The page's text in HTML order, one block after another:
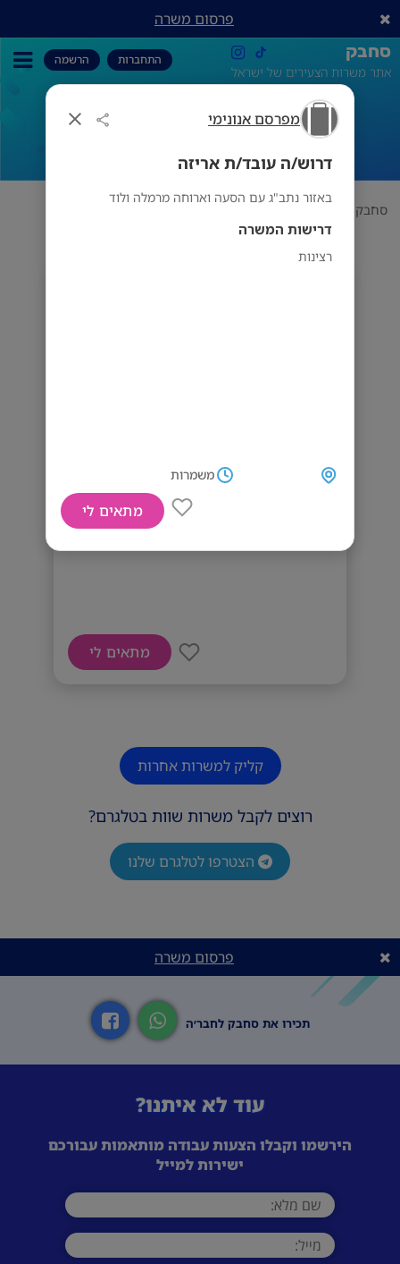
מפרסם אנונימי
דרוש/ה עובד/ת אריזה
באזור נתב"ג עם הסעה וארוחה מרמלה ולוד
דרישות המשרה
רצינות
משמרות
מתאים לי
פרסום משרה
סחבק
אתר משרות הצעירים של ישראל
התחברות הרשמה
דרוש/ה עובד/ת אריזה
סחבק
מתאים לי
קליק למשרות אחרות
רוצים לקבל משרות שוות בטלגרם?
הצטרפו לטלגרם שלנו
פרסום משרה
תכירו את סחבק לחבר׳ה
עוד לא איתנו?
הירשמו וקבלו הצעות עבודה מותאמות עבורכם
ישירות למייל